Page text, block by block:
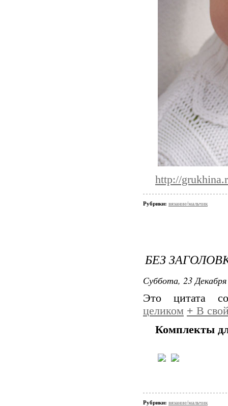
http://
Рубрики: вязание/мальчик
БЕЗ
Суббота, 23
Это цитата
целиком + В
Комплекты
Рубрики: вязание/мальчик